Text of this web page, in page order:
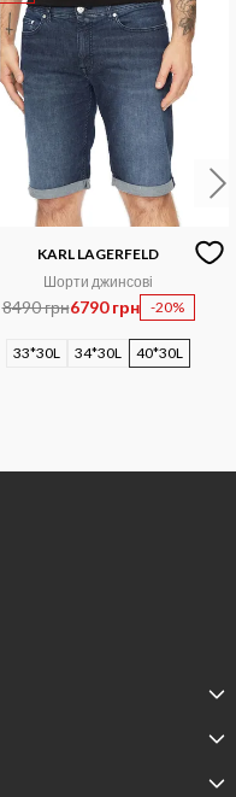
KARL LAGERFELD
Шорти джинсові
8490 грн6790 грн -20%
33*30L 34*30L 40*30L